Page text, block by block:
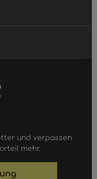
und verpassen
mehr.